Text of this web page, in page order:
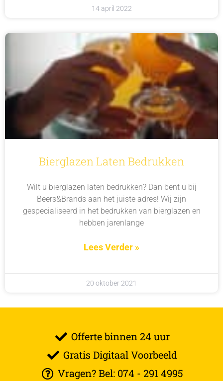
14 april 2022
Bierglazen Laten Bedrukken
Wilt u bierglazen laten bedrukken? Dan bent u bij
Beers&Brands aan het juiste adres! Wij zijn
gespecialiseerd in het bedrukken van bierglazen en
hebben jarenlange
Lees Verder »
20 oktober 2021
Offerte binnen 24 uur
Gratis Digitaal Voorbeeld
Vragen? Bel: 074 - 291 4995